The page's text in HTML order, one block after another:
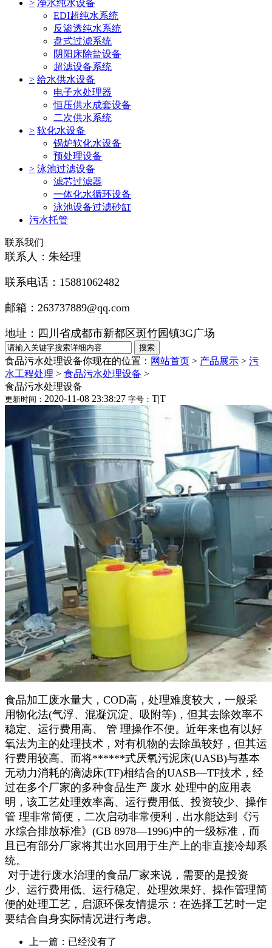
> 净水纯水设备
EDI超纯水系统
反渗透纯水系统
盘式过滤系统
阴阳床除盐设备
超滤设备系统
> 给水供水设备
电子水处理器
恒压供水成套设备
二次供水系统
> 软化水设备
锅炉软化水设备
预处理设备
> 泳池过滤设备
滤芯过滤器
一体化水循环设备
泳池设备过滤砂缸
污水托管
联系我们
联系人：朱经理
联系电话：15881062482
邮箱：263737889@qq.com
地址：四川省成都市新都区斑竹园镇3G广场
食品污水处理设备你现在的位置： 网站首页 > 产品展示 > 污
水工程处理 > 食品污水处理设备 >
食品污水处理设备
更新时间： 2020-11-08 23:38:27 字号： T|T
食品加工废水量大，COD高，处理难度较大，一般采
用物化法(气浮、混凝沉淀、吸附等)，但其去除效率不
稳定、运行费用高、 管 理操作不便。近年来也有以好
氧法为主的处理技术，对有机物的去除虽较好，但其运
行费用较高。而将******式厌氧污泥床(UASB)与基本
无动力消耗的滴滤床(TF)相结合的UASB—TF技术，经
过在多个厂家的多种食品生产 废水 处理中的应用表
明，该工艺处理效率高、运行费用低、投资较少、操作
管 理非常简便，二次启动非常便利，出水能达到《污
水综合排放标准》(GB 8978—1996)中的一级标准，而
且已有部分厂家将其出水回用于生产上的非直接冷却系
统。
对于进行废水治理的食品厂家来说，需要的是投资
少、运行费用低、运行稳定、处理效果好、操作管理简
便的处理工艺，启源环保友情提示：在选择工艺时一定
要结合自身实际情况进行考虑。
上一篇：已经没有了